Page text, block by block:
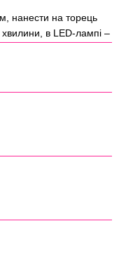
нанести на торець
в LED-лампі –